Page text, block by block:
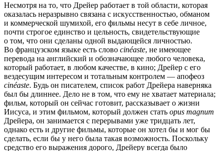
Несмотря на то, что Дрейер работает в той области, которая
оказалась неразрывно связана с искусственностью, обманом
и коммерческой шумихой, его фильмы несут в себе личное,
почти строгое единство и цельность, свидетельствующие
о том, что они сделаны одной выдающейся личностью.
Во французском языке есть слово cinéaste, не имеющее
перевода на английский и обозначающее любого человека,
который работает, в любом качестве, в кино; Дрейер с его
вездесущим интересом и тотальным контролем — апофеоз
cinéaste. Будь он писателем, список работ Дрейера наверняка
был бы длиннее. Дело не в том, что ему не хватает материала;
фильм, который он сейчас готовит, рассказывает о жизни
Иисуса, и этим фильмом, который должен стать opus magnum
Дрейера, он занимается с перерывами уже тридцать лет,
однако есть и другие фильмы, которые он хотел бы и мог бы
сделать, если бы у него была такая возможность. Поскольку
средство его выражения дорого, Дрейеру всегда было